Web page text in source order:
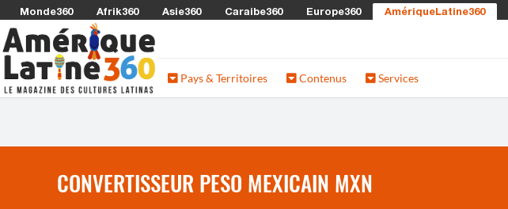
Monde360 Afrik360 Asie360 Caraibe360 Europe360 AmériqueLatine360
Pays & Territoires Contenus Services
CONVERTISSEUR PESO MEXICAIN MXN